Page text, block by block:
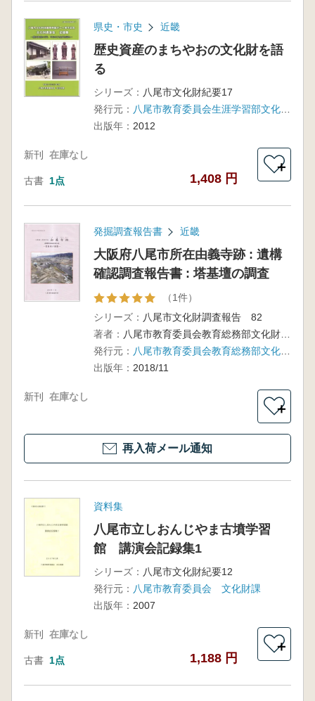
県史・市史 近畿
歴史資産のまちやおの文化財を語
る
シリーズ： 八尾市文化財紀要17
発行元：
八尾市教育委員会生涯学習部文化財課(大阪)
出版年： 2012
新刊 在庫なし
古書 1点 1,408 円
＋
発掘調査報告書 近畿
大阪府八尾市所在由義寺跡 : 遺構
確認調査報告書 : 塔基壇の調査
（1件）
シリーズ： 八尾市文化財調査報告 82
著者：
八尾市教育委員会教育総務部文化財課 編
発行元：
八尾市教育委員会教育総務部文化財課
出版年： 2018/11
新刊 在庫なし
＋
再入荷メール通知
資料集
八尾市立しおんじやま古墳学習
館 講演会記録集1
シリーズ： 八尾市文化財紀要12
発行元： 八尾市教育委員会 文化財課
出版年： 2007
新刊 在庫なし
古書 1点 1,188 円
＋